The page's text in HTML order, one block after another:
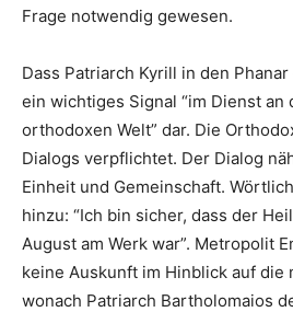
Frage notwendig gewesen.
Dass Patriarch Kyrill in den
ein wichtiges Signal “im Dienst an
orthodoxen Welt” dar. Die
Dialogs verpflichtet. Der Dialog
Einheit und Gemeinschaft.
hinzu: “Ich bin sicher, dass der
August am Werk war”. Metropolit
keine Auskunft im Hinblick auf die
wonach Patriarch Bartholomaios